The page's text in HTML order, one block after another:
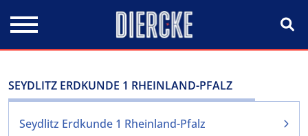
SEYDLITZ ERDKUNDE 1 RHEINLAND-PFALZ
Seydlitz Erdkunde 1 Rheinland-Pfalz